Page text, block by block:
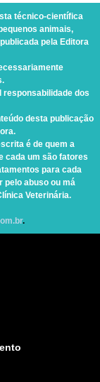
técnico-científica
animais,
pela Editora
responsabilidade dos
desta publicação
é de quem a
cada um são fatores
para cada
pelo abuso ou má
Veterinária.
.